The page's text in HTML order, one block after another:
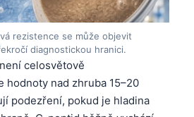
rezistence se může objevit
diagnostickou hranici.
celosvětově
hodnoty nad zhruba 15–20
podezření, pokud je hladina